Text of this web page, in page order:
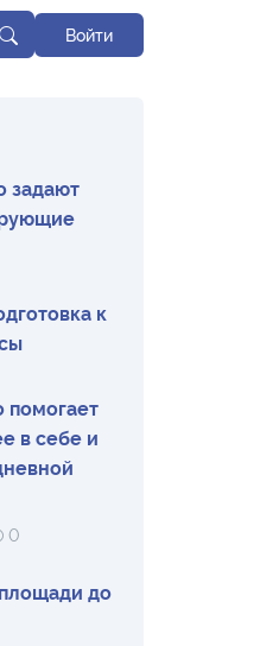
Войти
задают
к
помогает
в себе и
0
до